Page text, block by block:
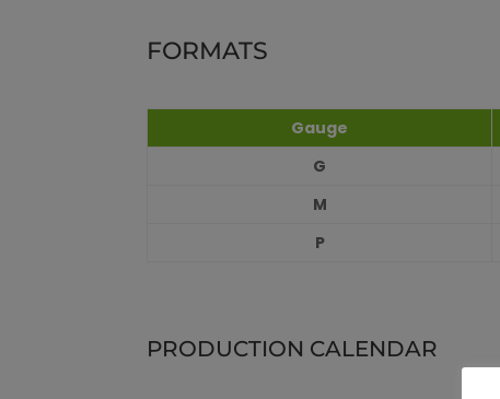
FORMATS
Gauge
G
M
P
PRODUCTION CALENDAR